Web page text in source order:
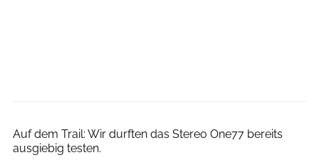
Auf dem Trail: Wir durften das Stereo One77 bereits
ausgiebig testen.